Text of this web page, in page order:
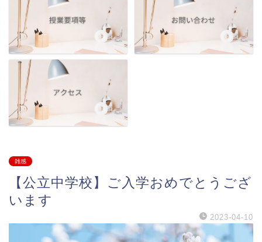
雑感
【公立中学校】ご入学おめでとうござ
います
2023-04-10